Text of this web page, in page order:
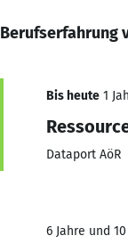
Berufserfahrung
Bis heute 1
Dataport AöR
6 Jahre und